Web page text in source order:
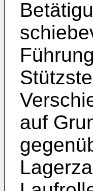
auf